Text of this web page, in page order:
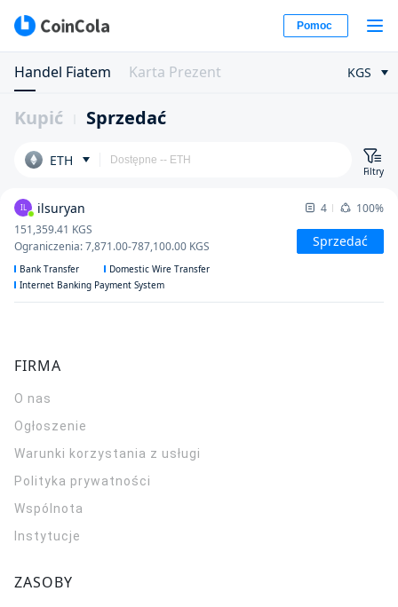
Pomoc
Handel Fiatem Karta Prezent KGS
Kupić Sprzedać
ETH
Filtry
IL ilsuryan 4
100%
151,359.41 KGS
Ograniczenia:7,871.00-787,100.00 KGS Sprzedać
Bank Transfer
Domestic Wire Transfer
Internet Banking Payment System
FIRMA
O nas
Ogłoszenie
Warunki korzystania z usługi
Polityka prywatności
Wspólnota
Instytucje
ZASOBY